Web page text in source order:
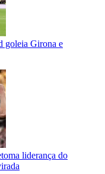
goleia Girona e
liderança do